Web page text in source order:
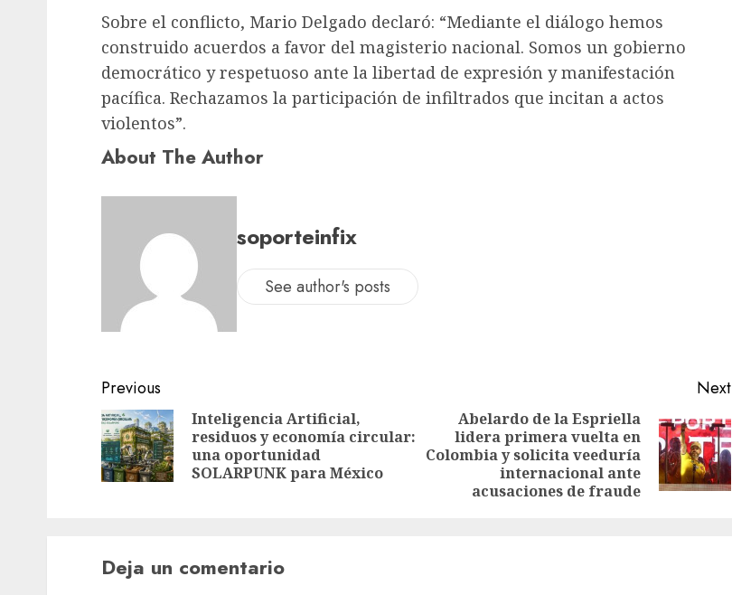
Sobre el conflicto, Mario Delgado declaró: “Mediante el diálogo hemos
construido acuerdos a favor del magisterio nacional. Somos un gobierno
democrático y respetuoso ante la libertad de expresión y manifestación
pacífica. Rechazamos la participación de infiltrados que incitan a actos
violentos”.
About The Author
soporteinfix
See author's posts
Previous
Inteligencia Artificial,
residuos y economía circular:
una oportunidad
SOLARPUNK para México
Next
Abelardo de la Espriella
lidera primera vuelta en
Colombia y solicita veeduría
internacional ante
acusaciones de fraude
Deja un comentario